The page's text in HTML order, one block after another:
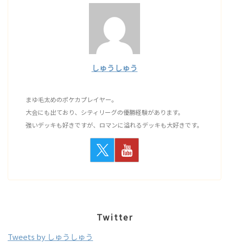
しゅうしゅう
まゆ毛太めのポケカプレイヤー。
大会にも出ており、シティリーグの優勝経験があります。
強いデッキも好きですが、ロマンに溢れるデッキも大好きです。
Twitter
Tweets by しゅうしゅう